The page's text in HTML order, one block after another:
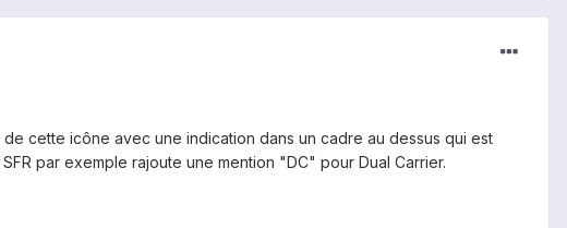
cette icône avec une indication dans un cadre au dessus qui est
par exemple rajoute une mention "DC" pour Dual Carrier.